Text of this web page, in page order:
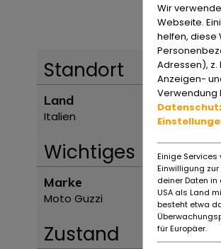
Standort
Land
Italien
Wichtiges
Marke
Moto Guzzi
Zustand
Wir
Webseite.
helfen, diese
Adressen),
Anzeigen-
Verwendung
Einige Services
Einwilligung
deiner Daten in
USA als Land
besteht etwa
für Europäer.